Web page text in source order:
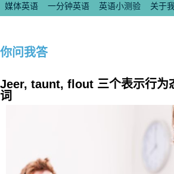
媒体英语 一分钟英语 英语小测验 关于
你问我答
Jeer, taunt, flout 三个表示行为
词